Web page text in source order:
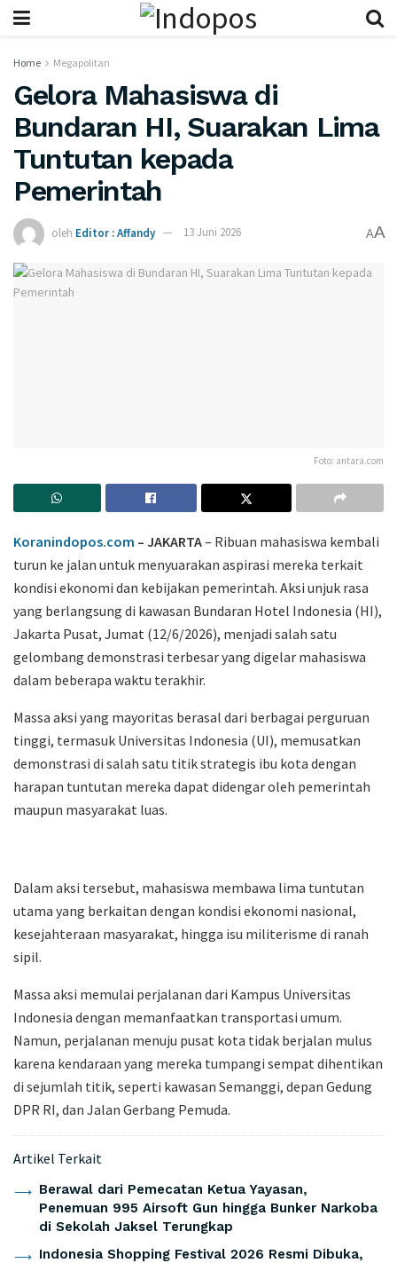
Home Megapolitan
Gelora Mahasiswa di
Bundaran HI, Suarakan Lima
Tuntutan kepada
Pemerintah
oleh Editor : Affandy 13 Juni 2026 AA
Foto: antara.com
Koranindopos.com – JAKARTA– Ribuan mahasiswa kembali
turun ke jalan untuk menyuarakan aspirasi mereka terkait
kondisi ekonomi dan kebijakan pemerintah. Aksi unjuk rasa
yang berlangsung di kawasan Bundaran Hotel Indonesia (HI),
Jakarta Pusat, Jumat (12/6/2026), menjadi salah satu
gelombang demonstrasi terbesar yang digelar mahasiswa
dalam beberapa waktu terakhir.
Massa aksi yang mayoritas berasal dari berbagai perguruan
tinggi, termasuk Universitas Indonesia (UI), memusatkan
demonstrasi di salah satu titik strategis ibu kota dengan
harapan tuntutan mereka dapat didengar oleh pemerintah
maupun masyarakat luas.
Dalam aksi tersebut, mahasiswa membawa lima tuntutan
utama yang berkaitan dengan kondisi ekonomi nasional,
kesejahteraan masyarakat, hingga isu militerisme di ranah
sipil.
Massa aksi memulai perjalanan dari Kampus Universitas
Indonesia dengan memanfaatkan transportasi umum.
Namun, perjalanan menuju pusat kota tidak berjalan mulus
karena kendaraan yang mereka tumpangi sempat dihentikan
di sejumlah titik, seperti kawasan Semanggi, depan Gedung
DPR RI, dan Jalan Gerbang Pemuda.
Artikel Terkait
Berawal dari Pemecatan Ketua Yayasan,
Penemuan 995 Airsoft Gun hingga Bunker Narkoba
di Sekolah Jaksel Terungkap
Indonesia Shopping Festival 2026 Resmi Dibuka,